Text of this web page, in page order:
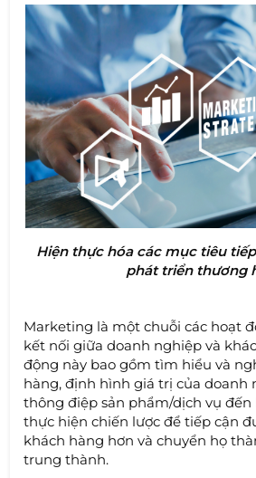
Hiện thực hóa các mục tiêu
phát triển thương
Marketing là một chuỗi các hoạt
kết nối giữa doanh nghiệp và
động này bao gồm tìm hiểu và
hàng, định hình giá trị của doanh
thông điệp sản phẩm/dịch vụ đến
thực hiện chiến lược để tiếp cận
khách hàng hơn và chuyển họ
trung thành.